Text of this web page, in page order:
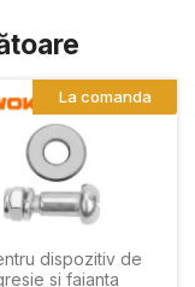
dispozitiv de
si faianta
La comanda